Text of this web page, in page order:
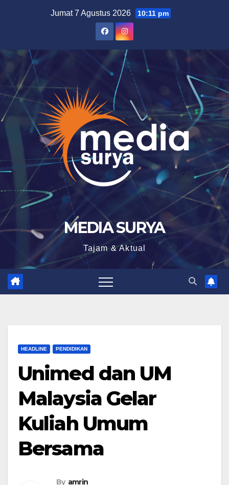
Jumat 7 Agustus 2026 10:11 pm
MEDIA SURYA
Tajam & Aktual
HEADLINE PENDIDIKAN
Unimed dan UM
Malaysia Gelar
Kuliah Umum
Bersama
By amrin